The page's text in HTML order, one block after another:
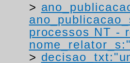
>
processos NT -
>